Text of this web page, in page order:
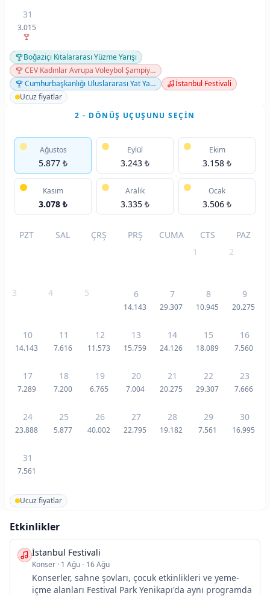
31
3.015
Boğaziçi Kıtalararası Yüzme Yarışı
CEV Kadınlar Avrupa Voleybol Şampiyonası
Cumhurbaşkanlığı Uluslararası Yat Yarışları — Zafer Kupası
İstanbul Festivali
Ucuz fiyatlar
2 - DÖNÜŞ UÇUŞUNU SEÇIN
Ağustos
5.877 ₺
Eylül
3.243 ₺
Ekim
3.158 ₺
Kasım
3.078 ₺
Aralık
3.335 ₺
Ocak
3.506 ₺
PZT SAL ÇRŞ PRŞ CUMA CTS
PAZ
1
2
3 4 5 6
14.143
7
29.307
8
10.945
9
20.275
10
14.143
11
7.616
12
11.573
13
15.759
14
24.126
15
18.089
16
7.560
17
7.289
18
7.200
19
6.765
20
7.004
21
20.275
22
29.307
23
7.666
24
23.888
25
5.877
26
40.002
27
22.795
28
19.182
29
7.561
30
16.995
31
7.561
Ucuz fiyatlar
Etkinlikler
İstanbul Festivali
Konser · 1 Ağu - 16 Ağu
Konserler, sahne şovları, çocuk etkinlikleri ve yeme-
içme alanları Festival Park Yenikapı'da aynı programda